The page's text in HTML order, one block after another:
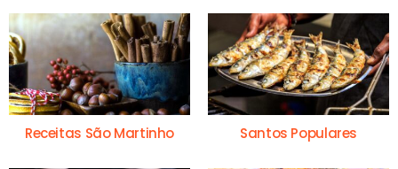
Receitas São Martinho Santos Populares